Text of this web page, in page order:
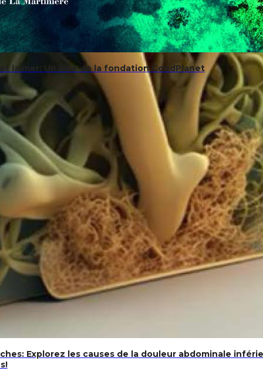
Explorez les causes de la douleur abdominale
et la mer: Un livre de la fondation GoodPlanet